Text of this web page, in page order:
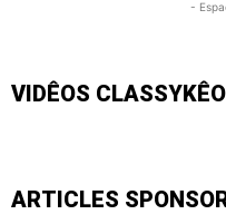
-
VIDÊOS CLASSYKÊO
ARTICLES